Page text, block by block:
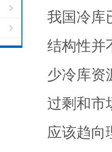
我国冷库
结构性并
少冷库资
过剩和市
应该趋向